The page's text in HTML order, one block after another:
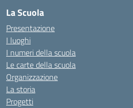
La Scuola
Presentazione
I luoghi
I numeri della scuola
Le carte della scuola
Organizzazione
La storia
Progetti